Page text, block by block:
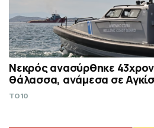
Νεκρός ανασύρθηκε
θάλασσα, ανάμεσα σε
TO10